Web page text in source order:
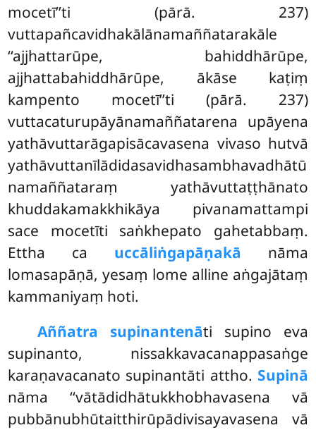
mocetī’’ti (pārā. 237)
vuttapañcavidhakālānamaññatarakāle
‘‘ajjhattarūpe, bahiddhārūpe,
ajjhattabahiddhārūpe, ākāse kaṭiṃ
kampento mocetī’’ti (pārā. 237)
vuttacaturupāyānamaññatarena upāyena
yathāvuttarāgapisācavasena vivaso hutvā
yathāvuttanīlādidasavidhasambhavadhātū
namaññataraṃ yathāvuttaṭṭhānato
khuddakamakkhikāya pivanamattampi
sace mocetīti saṅkhepato gahetabbaṃ.
Ettha ca uccāliṅgapāṇakā nāma
lomasapāṇā, yesaṃ lome alline aṅgajātaṃ
kammaniyaṃ hoti.
Aññatra supinantenāti supino eva
supinanto, nissakkavacanappasaṅge
karaṇavacanato supinantāti attho. Supinā
nāma ‘‘vātādidhātukkhobhavasena vā
pubbānubhūtaitthirūpādivisayavasena vā